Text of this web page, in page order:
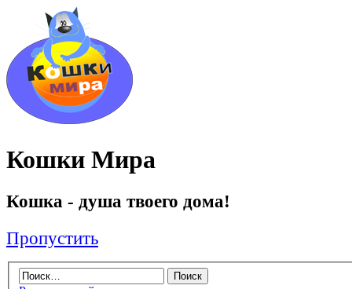
Кошки Мира
Кошка - душа твоего дома!
Пропустить